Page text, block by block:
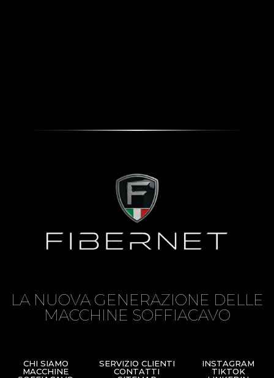
LA NUOVA GENERAZIONE DELLE
MACCHINE SOFFIACAVO
CHI SIAMO
MACCHINE
SERVIZIO CLIENTI
CONTATTI
INSTAGRAM
TIKTOK